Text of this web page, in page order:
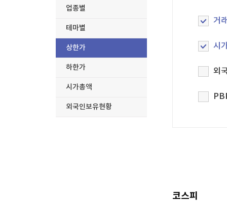
[오후5시] 뉴스플러스
글로벌경제
미네르바아카데미
스페셜강의
업종별
테마별
상한가
하한가
시가총액
외국인보유현황
거
시
외
코스피